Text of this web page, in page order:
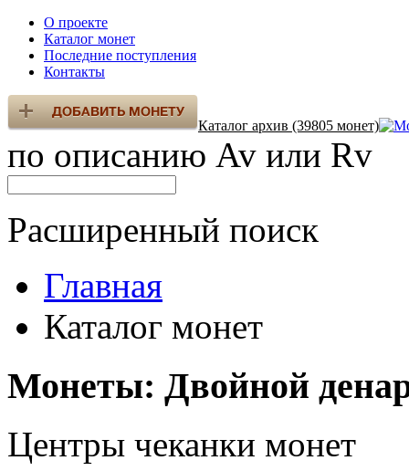
О проекте
Каталог монет
Последние поступления
Контакты
Каталог архив (39805 монет)
по описанию Av или Rv
Расширенный поиск
Главная
Каталог монет
Монеты: Двойной
Центры чеканки монет